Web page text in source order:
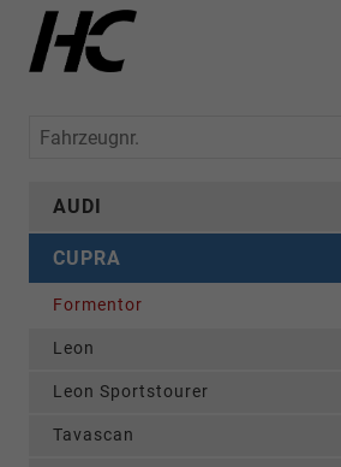
Fahrzeugnr.
AUDI
CUPRA
Formentor
Leon
Leon Sportstourer
Tavascan